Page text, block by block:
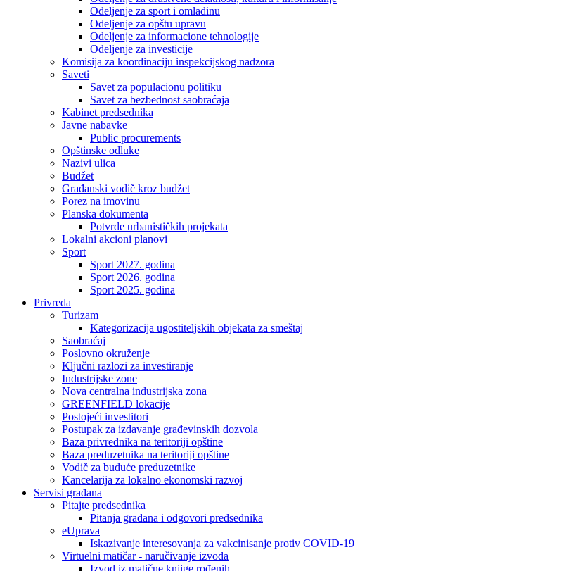
Odeljenje za sport i omladinu
Odeljenje za opštu upravu
Odeljenje za informacione tehnologije
Odeljenje za investicije
Komisija za koordinaciju inspekcijskog nadzora
Saveti
Savet za populacionu politiku
Savet za bezbednost saobraćaja
Kabinet predsednika
Javne nabavke
Public procurements
Opštinske odluke
Nazivi ulica
Budžet
Građanski vodič kroz budžet
Porez na imovinu
Planska dokumenta
Potvrde urbanističkih projekata
Lokalni akcioni planovi
Sport
Sport 2027. godina
Sport 2026. godina
Sport 2025. godina
Privreda
Turizam
Kategorizacija ugostiteljskih objekata za smeštaj
Saobraćaj
Poslovno okruženje
Ključni razlozi za investiranje
Industrijske zone
Nova centralna industrijska zona
GREENFIELD lokacije
Postojeći investitori
Postupak za izdavanje građevinskih dozvola
Baza privrednika na teritoriji opštine
Baza preduzetnika na teritoriji opštine
Vodič za buduće preduzetnike
Kancelarija za lokalno ekonomski razvoj
Servisi građana
Pitajte predsednika
Pitanja građana i odgovori predsednika
eUprava
Iskazivanje interesovanja za vakcinisanje protiv COVID-19
Virtuelni matičar - naručivanje izvoda
Izvod iz matične knjige rođenih